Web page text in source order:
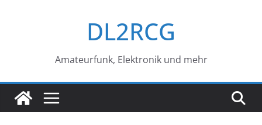
DL2RCG
Amateurfunk, Elektronik und mehr